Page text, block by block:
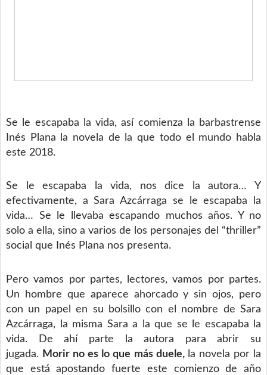
Se le escapaba la vida, así comienza la barbastrense
Inés Plana la novela de la que todo el mundo habla
este 2018.
Se le escapaba la vida, nos dice la autora… Y
efectivamente, a Sara Azcárraga se le escapaba la
vida… Se le llevaba escapando muchos años. Y no
solo a ella, sino a varios de los personajes del “thriller”
social que Inés Plana nos presenta.
Pero vamos por partes, lectores, vamos por partes.
Un hombre que aparece ahorcado y sin ojos, pero
con un papel en su bolsillo con el nombre de Sara
Azcárraga, la misma Sara a la que se le escapaba la
vida. De ahí parte la autora para abrir su
jugada. Morir no es lo que más duele, la novela por la
que está apostando fuerte este comienzo de año